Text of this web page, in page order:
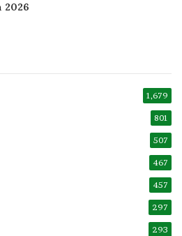
2026
1,679
801
507
467
457
297
293